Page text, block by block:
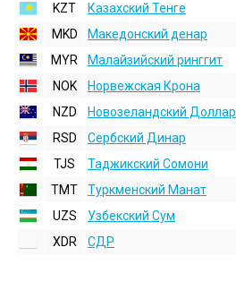
KZT
Казахский Тенге
MKD
Македонский денар
MYR
Малайзийский ринггит
NOK
Норвежская Крона
NZD
Новозеландский Доллар
RSD
Сербский Динар
TJS
Таджикский Сомони
TMT
Туркменский Манат
UZS
Узбекский Сум
XDR
СДР